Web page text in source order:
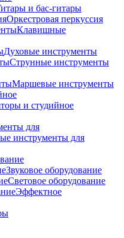
и бас-гитары
Оркестровая перкуссия
Клавишные
Духовые инструменты
Струнные инструменты
Маршевые инструменты
и студийное
для
инструменты для
Звуковое оборудование
Световое оборудование
Эффектное